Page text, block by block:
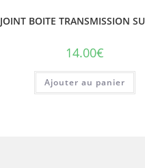
JOINT BOITE TRANSMISSION
14.00€
Ajouter au panier